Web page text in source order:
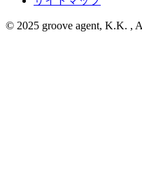
© 2025 groove agent, K.K. ,